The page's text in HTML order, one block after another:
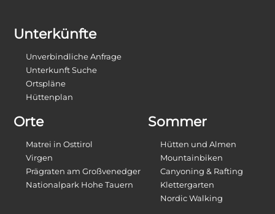
Unterkünfte
Unverbindliche Anfrage
Unterkunft Suche
Ortspläne
Hüttenplan
Orte
Matrei in Osttirol
Virgen
Prägraten am Großvenedger
Nationalpark Hohe Tauern
Sommer
Hütten und Almen
Mountainbiken
Canyoning & Rafting
Klettergarten
Nordic Walking